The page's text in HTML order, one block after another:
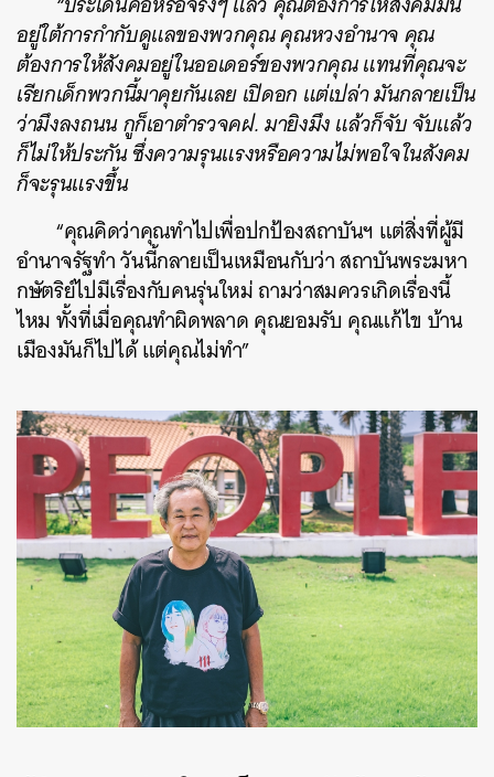
อยู่ใต้การกำกับดูแลของพวกคุณ คุณหวงอำนาจ คุณ
ต้องการให้สังคมอยู่ในออเดอร์ของพวกคุณ แทนที่คุณจะ
เรียกเด็กพวกนี้มาคุยกันเลย เปิดอก แต่เปล่า มันกลายเป็น
ว่ามึงลงถนน กูก็เอาตำรวจคฝ. มายิงมึง แล้วก็จับ จับแล้ว
ก็ไม่ให้ประกัน ซึ่งความรุนแรงหรือความไม่พอใจในสังคม
ก็จะรุนแรงขึ้น
“คุณคิดว่าคุณทำไปเพื่อปกป้องสถาบันฯ แต่สิ่งที่ผู้มี
อำนาจรัฐทำ วันนี้กลายเป็นเหมือนกับว่า สถาบันพระมหา
กษัตริย์ไปมีเรื่องกับคนรุ่นใหม่ ถามว่าสมควรเกิดเรื่องนี้
ไหม ทั้งที่เมื่อคุณทำผิดพลาด คุณยอมรับ คุณแก้ไข บ้าน
เมืองมันก็ไปได้ แต่คุณไม่ทำ”